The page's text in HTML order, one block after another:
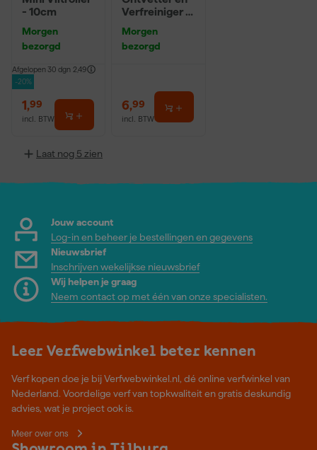
- 10cm
Morgen
bezorgd
Afgelopen 30 dgn 2,49
-20%
1,99
incl. BTW
Verfreiniger –
Morgen
bezorgd
6,99
incl. BTW
Laat nog 5 zien
Jouw account
Log-in en beheer je bestellingen en gegevens
Nieuwsbrief
Inschrijven wekelijkse nieuwsbrief
Wij helpen je graag
Neem contact op met één van onze specialisten.
Leer Verfwebwinkel beter kennen
Verf kopen doe je bij Verfwebwinkel.nl, dé online verfwinkel van
Nederland. Voordelige verf van topkwaliteit en gratis deskundig
advies, wat je project ook is.
Meer over ons